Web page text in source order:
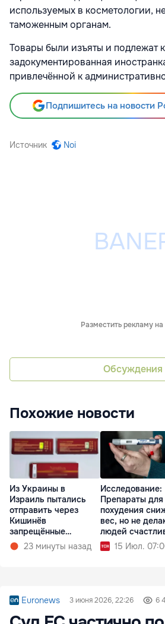
используемых в косметологии,
таможенным органам.
Товары были изъяты и подлежат
задокументированная
привлечённой к
Подпишитесь на новости
Источник Noi
Разместить рекламу на
Обсуждения
Похожие новости
Из Украины в
Израиль пытались
отправить через
Кишинёв
запрещённые
препараты
23 минуты назад
Исследование:
Препараты для
похудения
вес, но не
людей
15 Июл.
Euronews 3 июня 2026, 22:26 6